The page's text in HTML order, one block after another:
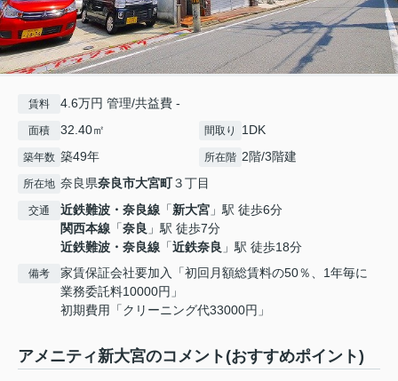
賃料 4.6万円 管理/共益費 -
面積 32.40㎡ 間取り 1DK
築年数 築49年 所在階 2階/3階建
所在地 奈良県奈良市大宮町３丁目
交通 近鉄難波・奈良線 「新大宮 」駅 徒歩6分
関西本線 「奈良 」駅 徒歩7分
近鉄難波・奈良線 「近鉄奈良 」駅 徒歩18分
備考
家賃保証会社要加入「初回月額総賃料の50％、1年毎に
業務委託料10000円」
初期費用「クリーニング代33000円」
アメニティ新大宮のコメント(おすすめポイント)